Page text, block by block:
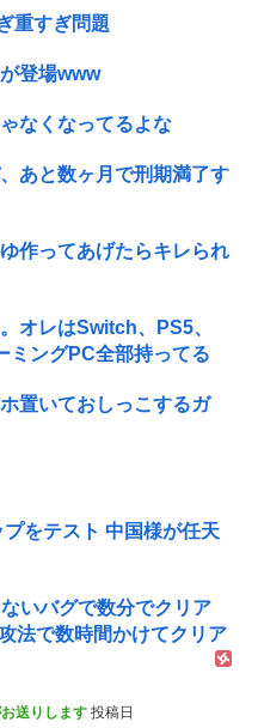
重すぎ問題
登場www
なくなってるよな
あと数ヶ月で刑期満了す
作ってあげたらキレられ
オレはSwitch、PS5、
ミングPC全部持ってる
置いておしっこするガ
をテスト 中国様が任天
いバグで数分でクリア
法で数時間かけてクリア
送りします 投稿日